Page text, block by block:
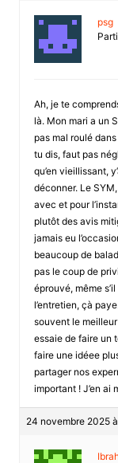
psg
Ah, je te
là. Mon mari a un
pas mal roulé
tu dis, faut pas
qu’en vieillissant,
déconner. Le
avec et pour
plutôt des avis
jamais eu
beaucoup de
pas le coup de
éprouvé, même
l’entretien, çà
souvent le
essaie de faire un
faire une idéee
partager nos
important ! J’en ai
24 novembre 2025